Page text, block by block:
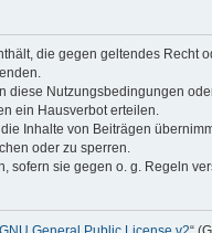
die gegen geltendes
diese Nutzungsbedingungen
ein Hausverbot erteilen.
Inhalte von Beiträgen
oder zu sperren.
sie gegen o. g. Regeln